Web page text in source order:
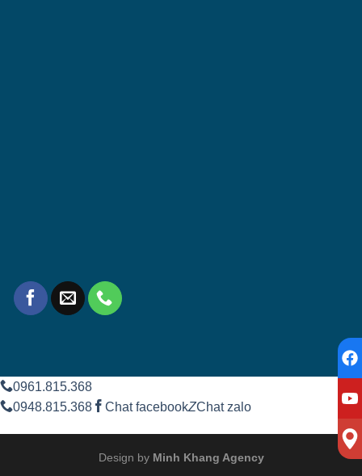
0961.815.368
0948.815.368
Chat facebookZChat zalo
Design by Minh Khang Agency